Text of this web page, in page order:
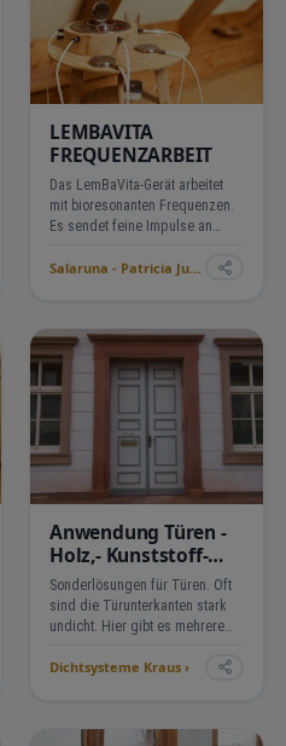
LEMBAVITA
FREQUENZARBEIT
Das LemBaVita-Gerät arbeitet
mit bioresonanten Frequenzen.
Es sendet feine Impulse an
die den Körper dabei
Salaruna - Patricia Junker ›
Anwendung Türen -
Holz,- Kunststoff-
oder
Aluminiumtüren
Sonderlösungen für Türen. Oft
sind die Türunterkanten stark
undicht. Hier gibt es mehrere
geprüft werden. Eine sehr
uns vor Ort mon…
Dichtsysteme Kraus ›